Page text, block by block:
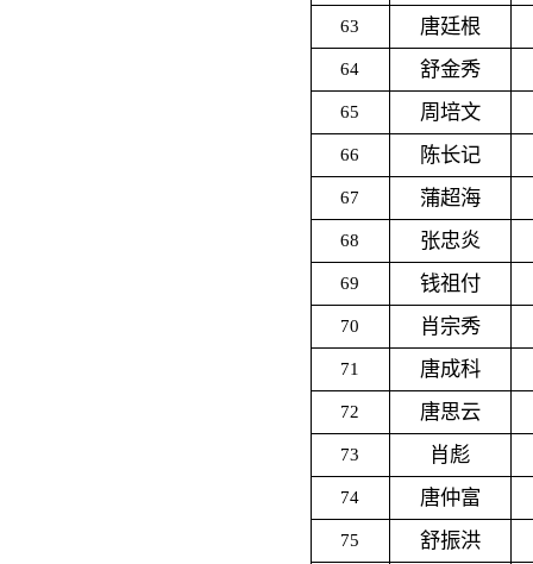
63 唐廷根
64 舒金秀
65 周培文
66 陈长记
67 蒲超海
68 张忠炎
69 钱祖付
70 肖宗秀
71 唐成科
72 唐思云
73 肖彪
74 唐仲富
75 舒振洪